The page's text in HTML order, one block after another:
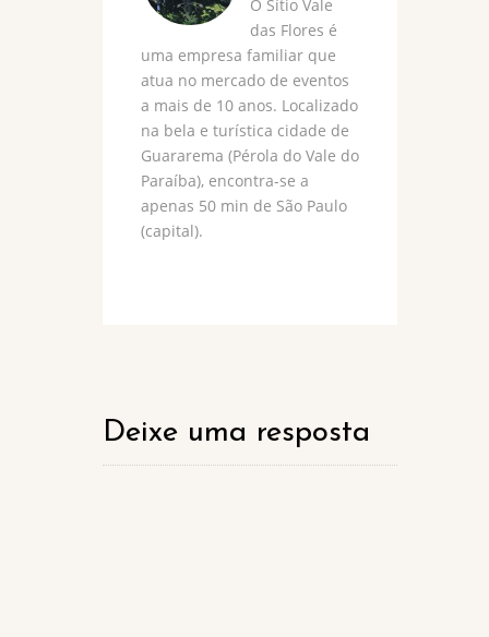
O Sítio Vale
das Flores é
uma empresa familiar que
atua no mercado de eventos
a mais de 10 anos. Localizado
na bela e turística cidade de
Guararema (Pérola do Vale do
Paraíba), encontra-se a
apenas 50 min de São Paulo
(capital).
Deixe uma resposta